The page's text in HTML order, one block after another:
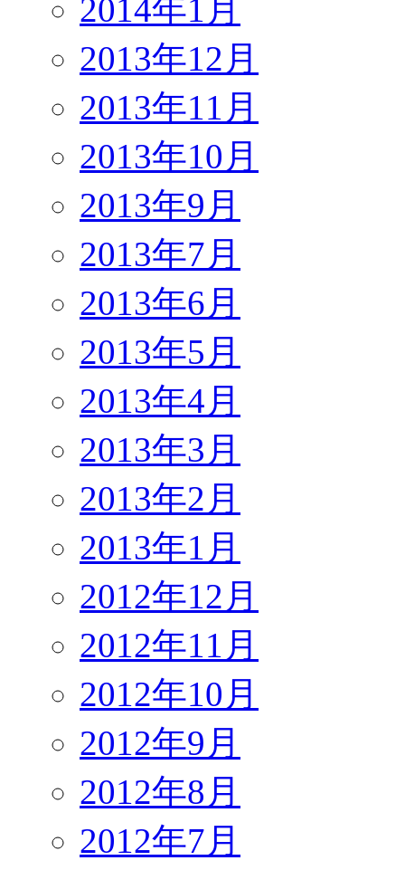
2014年1月
2013年12月
2013年11月
2013年10月
2013年9月
2013年7月
2013年6月
2013年5月
2013年4月
2013年3月
2013年2月
2013年1月
2012年12月
2012年11月
2012年10月
2012年9月
2012年8月
2012年7月